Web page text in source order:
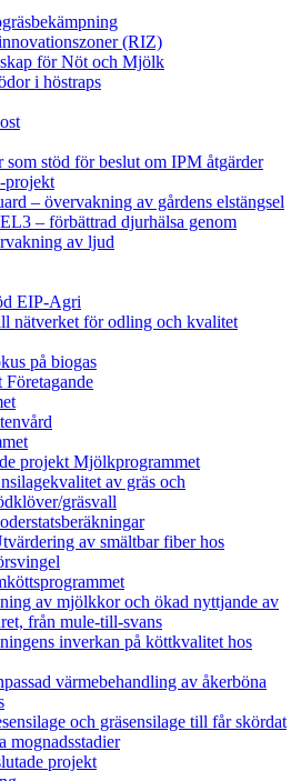
(RIZ)
för Nöt och Mjölk
i höstraps
som stöd för beslut om IPM åtgärder
projekt
– övervakning av gårdens elstängsel
– förbättrad djurhälsa genom
av ljud
EIP-Agri
nätverket för odling och kvalitet
på biogas
Företagande
projekt Mjölkprogrammet
av gräs och
gräsvall
av smältbar fiber hos
av mjölkkor och ökad nyttjande av
från mule-till-svans
inverkan på köttkvalitet hos
värmebehandling av åkerböna
och gräsensilage till får skördat
mognadsstadier
projekt